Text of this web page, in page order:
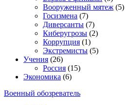
Вооруженный мятеж (5)
Госизмена (7)
Диверсанты (7)
Киберугрозы (2)
Коррупция (1)
Экстремисты (5)
Учения (26)
Россия (15)
Экономика (6)
Военный обозреватель